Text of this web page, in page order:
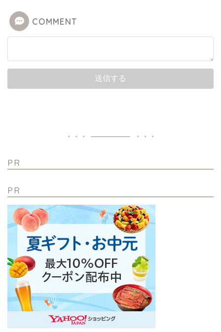
COMMENT
PR
PR